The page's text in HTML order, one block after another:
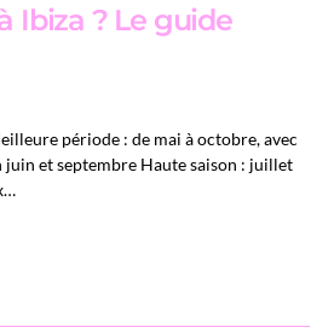
Ibiza ? Le guide
période : de mai à octobre, avec
juin et septembre Haute saison : juillet